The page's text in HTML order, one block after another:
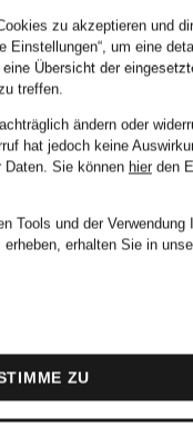
zu akzeptieren und
Einstellungen“, um eine
Übersicht der
treffen.
ändern oder
hat jedoch keine
Daten. Sie können hierden
Tools und der Verwendung
erhalten Sie in
ZU